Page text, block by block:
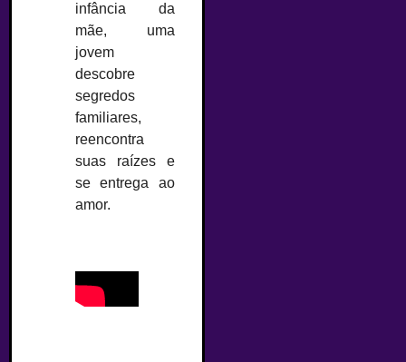
infância da
mãe, uma
jovem
descobre
segredos
familiares,
reencontra
suas raízes e
se entrega ao
amor.